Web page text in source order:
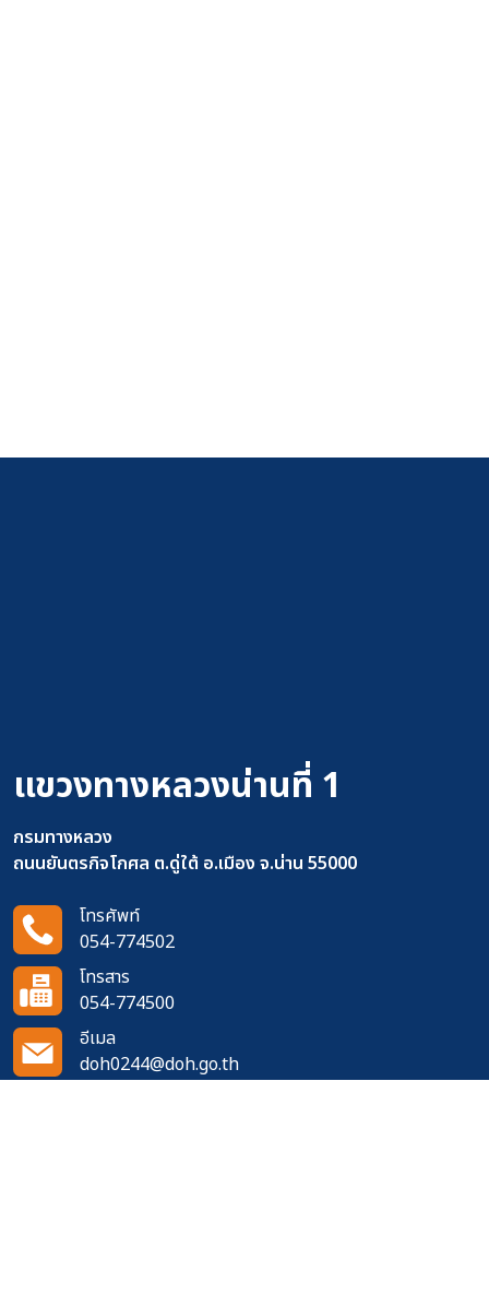
แขวงทางหลวงน่านที่ 1
กรมทางหลวง
ถนนยันตรกิจโกศล ต.ดู่ใต้ อ.เมือง จ.น่าน 55000
โทรศัพท์
054-774502
โทรสาร
054-774500
อีเมล
doh0244@doh.go.th